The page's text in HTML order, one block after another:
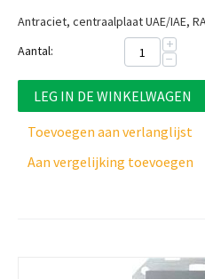
Antraciet, centraalplaat UAE/IAE,
Aantal:
+
−
LEG IN DE WINKELWAGEN
Toevoegen aan verlanglijst
Aan vergelijking toevoegen